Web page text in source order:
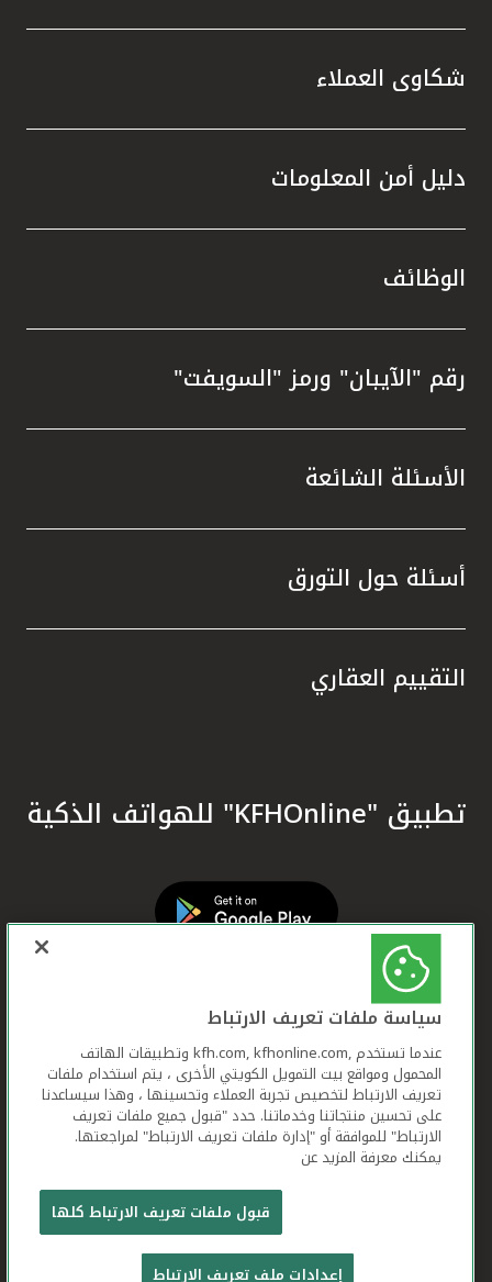
شكاوى العملاء
دليل أمن المعلومات
الوظائف
رقم "الآيبان" ورمز "السويفت"
الأسئلة الشائعة
أسئلة حول التورق
التقييم العقاري
تطبيق "KFHOnline" للهواتف الذكية
بيت التمويل الكويتي جميع الحقوق محفوظة © 2026
شروط وأحكام استخدام الموقع الإلكتروني
سياسة ملفات تعريف الارتباط
عندما تستخدم ,kfh.com, kfhonline.com وتطبيقات الهاتف
المحمول ومواقع بيت التمويل الكويتي الأخرى ، يتم استخدام ملفات
تعريف الارتباط لتخصيص تجربة العملاء وتحسينها ، وهذا سيساعدنا
على تحسين منتجاتنا وخدماتنا. حدد "قبول جميع ملفات تعريف
الارتباط" للموافقة أو "إدارة ملفات تعريف الارتباط" لمراجعتها.
يمكنك معرفة المزيد عن
قبول ملفات تعريف الارتباط كلها
إعدادات ملف تعريف الارتباط